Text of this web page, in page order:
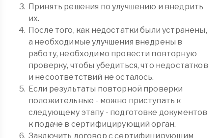
Принять решения по улучшению и внедрить
их.
После того, как недостатки были устранены,
а необходимые улучшения внедрены в
работу, необходимо провести повторную
проверку, чтобы убедиться, что недостатков
и несоответствий не осталось.
Если результаты повторной проверки
положительные - можно приступать к
следующему этапу - подготовке документов
к подаче в сертифицирующий орган.
Заключить договор с сертифицирующим